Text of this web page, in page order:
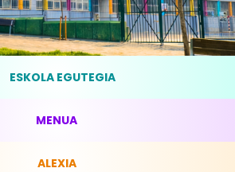
ESKOLA EGUTEGIA
MENUA
ALEXIA